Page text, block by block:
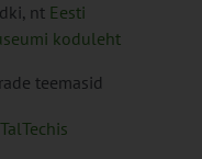
nt Eesti
koduleht
teemasid
TalTechis